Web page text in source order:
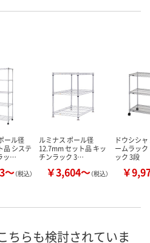
ール径
品 システ
ッ…
～（税込）
ルミナス ポール径
12.7mm セット品 キッ
チンラック 3…
￥3,604～（税込）
ドウシシ
ームラッ
ック 3段
￥
ちらも検討されていま